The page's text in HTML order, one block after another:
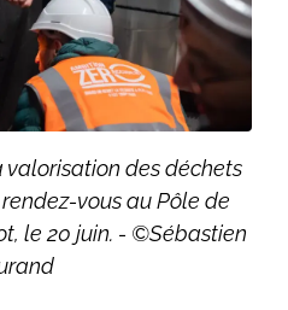
valorisation des déchets
vous au Pôle de
le 20 juin. - ©Sébastien